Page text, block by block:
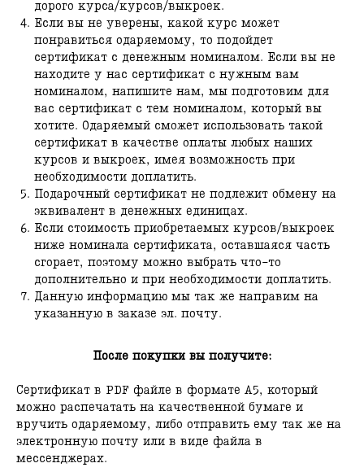
дорого курса/курсов/выкроек.
Если вы не уверены, какой курс может
понравиться одаряемому, то подойдет
сертификат с денежным номиналом. Если вы не
находите у нас сертификат с нужным вам
номиналом, напишите нам, мы подготовим для
вас сертификат с тем номиналом, который вы
хотите. Одаряемый сможет использовать такой
сертификат в качестве оплаты любых наших
курсов и выкроек, имея возможность при
необходимости доплатить.
Подарочный сертификат не подлежит обмену на
эквивалент в денежных единицах.
Если стоимость приобретаемых курсов/выкроек
ниже номинала сертификата, оставшаяся часть
сгорает, поэтому можно выбрать что-то
дополнительно и при необходимости доплатить.
Данную информацию мы так же направим на
указанную в заказе эл. почту.
После покупки вы получите:
Сертификат в PDF файле в формате А5, который
можно распечатать на качественной бумаге и
вручить одаряемому, либо отправить ему так же на
электронную почту или в виде файла в
мессенджерах.